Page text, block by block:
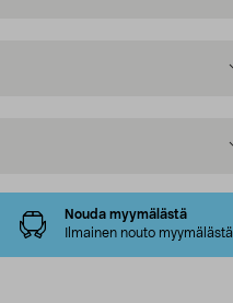
Nouda myymälästä
Ilmainen nouto myymälästä